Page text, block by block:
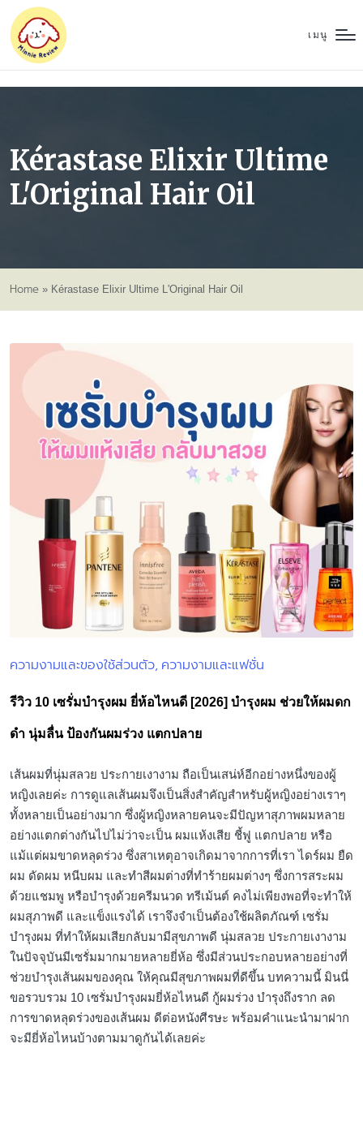
เมนู
Kérastase Elixir Ultime
L'Original Hair Oil
Home » Kérastase Elixir Ultime L'Original Hair Oil
Posted
ความงามและของใช้ส่วนตัว ความงามและแฟชั่น
รีวิว 10 เซรั่มบํารุงผม ยี่ห้อไหนดี [2026] บำรุงผม ช่วยให้ผมดก
ดำ นุ่มลื่น ป้องกันผมร่วง แตกปลาย
เส้นผมที่นุ่มสลวย ประกายเงางาม ถือเป็นเสน่ห์อีกอย่างหนึ่งของผู้
หญิงเลยค่ะ การดูแลเส้นผมจึงเป็นสิ่งสำคัญสำหรับผู้หญิงอย่างเราๆ
ทั้งหลายเป็นอย่างมาก ซึ่งผู้หญิงหลายคนจะมีปัญหาสุภาพผมหลาย
อย่างแตกต่างกันไปไม่ว่าจะเป็น ผมแห้งเสีย ชี้ฟู แตกปลาย หรือ
แม้แต่ผมขาดหลุดร่วง ซึ่งสาเหตุอาจเกิดมาจากการที่เรา ไดร์ผม ยืด
ผม ดัดผม หนีบผม และทำสีผมต่างที่ทำร้ายผมต่างๆ ซึ่งการสระผม
ด้วยแชมพู หรือบำรุงด้วยครีมนวด ทรีเม้นต์ คงไม่เพียงพอที่จะทำให้
ผมสุภาพดี และแข็งแรงได้ เราจึงจำเป็นต้องใช้ผลิตภัณฑ์ เซรั่ม
บำรุงผม ที่ทำให้ผมเสียกลับมามีสุขภาพดี นุ่มสลวย ประกายเงางาม
ในปัจจุบันมีเซรั่มมากมายหลายยี่ห้อ ซึ่งมีส่วนประกอบหลายอย่างที่
ช่วยบำรุงเส้นผมของคุณ ให้คุณมีสุขภาพผมที่ดีขึ้น บทความนี้ มินนี่
ขอรวบรวม 10 เซรั่มบำรุงผมยี่ห้อไหนดี กู้ผมร่วง บำรุงถึงราก ลด
การขาดหลุดร่วงของเส้นผม ดีต่อหนังศีรษะ พร้อมคำแนะนำมาฝาก
จะมียี่ห้อไหนบ้างตามมาดูกันได้เลยค่ะ